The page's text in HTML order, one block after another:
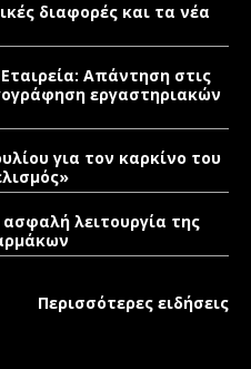
διαφορές και τα νέα
Απάντηση στις
εργαστηριακών
για τον καρκίνο του
λειτουργία της
Περισσότερες ειδήσεις